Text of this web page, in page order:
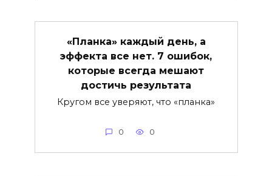
«Планка» каждый день, а
эффекта все нет. 7 ошибок,
которые всегда мешают
достичь результата
Кругом все уверяют, что «планка»
0 0